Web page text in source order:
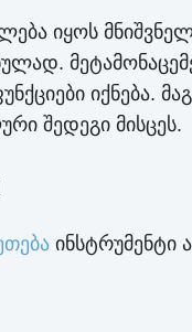
იყოს
იქნება.
შედეგი მისცეს.
ინსტრუმენტი